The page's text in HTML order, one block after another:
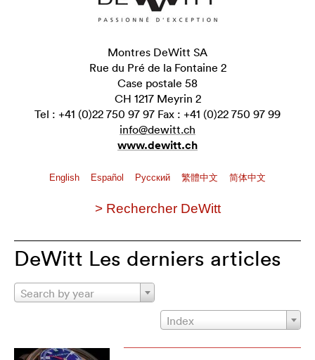
Montres DeWitt SA
Rue du Pré de la Fontaine 2
Case postale 58
CH 1217 Meyrin 2
Tel : +41 (0)22 750 97 97 Fax : +41 (0)22 750 97 99
info@dewitt.ch
www.dewitt.ch
English Español Pусский 繁體中文 简体中文
> Rechercher DeWitt
DeWitt Les derniers articles
Search by year
Index